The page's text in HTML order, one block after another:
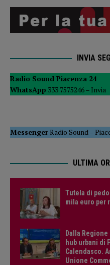
INVIA
Radio Sound Piacenza 24
WhatsApp 333 7575246 – Invia
MessengerRadio Sound –
ULTIMA
Tutela di
mila euro per
Dalla
hub urbani di
Calendasco.
Unione